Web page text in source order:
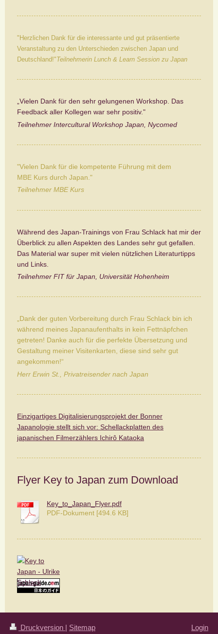
"Herzlichen Dank für die interessante und gut präsentierte
Veranstaltung zu den Unterschieden zwischen Japan und
Deutschland!"Teilnehmerin Lunch & Learn Session zu Japan
„Vielen Dank für den sehr gelungenen Workshop. Das
Feedback aller Kollegen war sehr positiv."
Teilnehmer Intercultural Workshop Japan, Nycomed
"Vielen Dank für die kompetente Führung mit dem
MBE Kurs durch Japan."
Teilnehmer MBE Kurs
Während des Japan-Trainings von Frau Schlack hat mir der
Überblick zu allen Aspekten des Landes sehr gut gefallen.
Das Material war super mit vielen nützlichen Literaturtipps
und Links.
Teilnehmer FIT für Japan, Universität Hohenheim
„Dank der guten Vorbereitung durch Frau Schlack bin ich
während meines Japanaufenthalts in kein Fettnäpfchen
getreten! Danke auch für die perfekte Übersetzung und
Gestaltung meiner Visitenkarten, diese sind sehr gut
angekommen!“
Herr Erwin St., Privatreisender nach Japan
Einzigartiges Digitalisierungsprojekt der Bonner
Japanologie stellt sich vor: Schellackplatten des
japanischen Filmerzählers Ichirô Kataoka
Flyer Key to Japan zum Download
Key_to_Japan_Flyer.pdf
PDF-Dokument [494.6 KB]
Druckversion | Sitemap
Login